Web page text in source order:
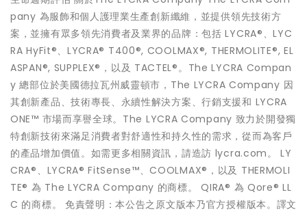
pany 為服飾和個人護理業生產創新纖維，並提供領先技術方
案，並擁有眾多領先消費者及業界的品牌：包括 LYCRA®、LYC
RA HyFit®、LYCRA® T400®, COOLMAX®, THERMOLITE®, EL
ASPAN®, SUPPLEX®，以及 TACTEL®。The LYCRA Compan
y 總部位於美國德拉瓦州威靈頓市，The LYCRA Company 因
其創新產品、技術專長、永續性解決方案、行銷支援和 LYCRA
ONE™ 市場而享譽全球。The LYCRA Company 致力於開發獨
特創新技術來滿足消費者對舒適性和持久性的需求，從而為客戶
的產品增加價值。如需更多相關資訊，請造訪 lycra.com。 LY
CRA®、LYCRA® FitSense™、COOLMAX®，以及 THERMOLI
TE® 為 The LYCRA Company 的商標。 QIRA® 為 Qore® LL
C 的商標。 免責聲明：本公告之原文版本乃官方授權版本。譯文